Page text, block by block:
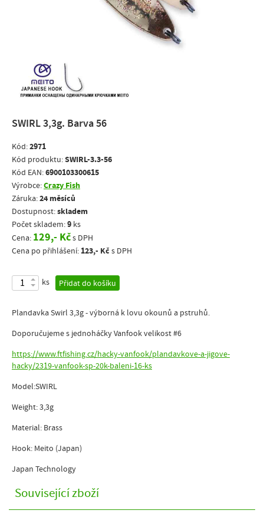
SWIRL 3,3g. Barva 56
Kód:2971
Kód produktu:SWIRL-3.3-56
Kód EAN:6900103300615
Výrobce:Crazy Fish
Záruka:24 měsíců
Dostupnost:skladem
Počet skladem:9 ks
Cena: 129,- Kčs DPH
Cena po přihlášení: 123,- Kč s DPH
ks Přidat do košíku
Plandavka Swirl 3,3g - výborná k lovu okounů a pstruhů.
Doporučujeme s jednoháčky Vanfook velikost #6
https://www.ftfishing.cz/hacky-vanfook/plandavkove-a-jigove-
hacky/2319-vanfook-sp-20k-baleni-16-ks
Model:SWIRL
Weight: 3,3g
Material: Brass
Hook: Meito (Japan)
Japan Technology
Související zboží